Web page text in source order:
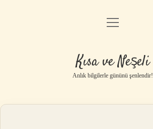
Anasayfa
Yasal Uyarı
menüyü
Kısa ve Neşeli
Anlık bilgilerle gününü şenlendir!